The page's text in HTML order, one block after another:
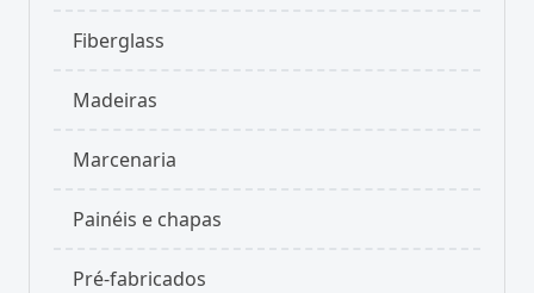
Fiberglass
Madeiras
Marcenaria
Painéis e chapas
Pré-fabricados